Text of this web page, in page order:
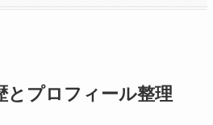
とプロフィール整理